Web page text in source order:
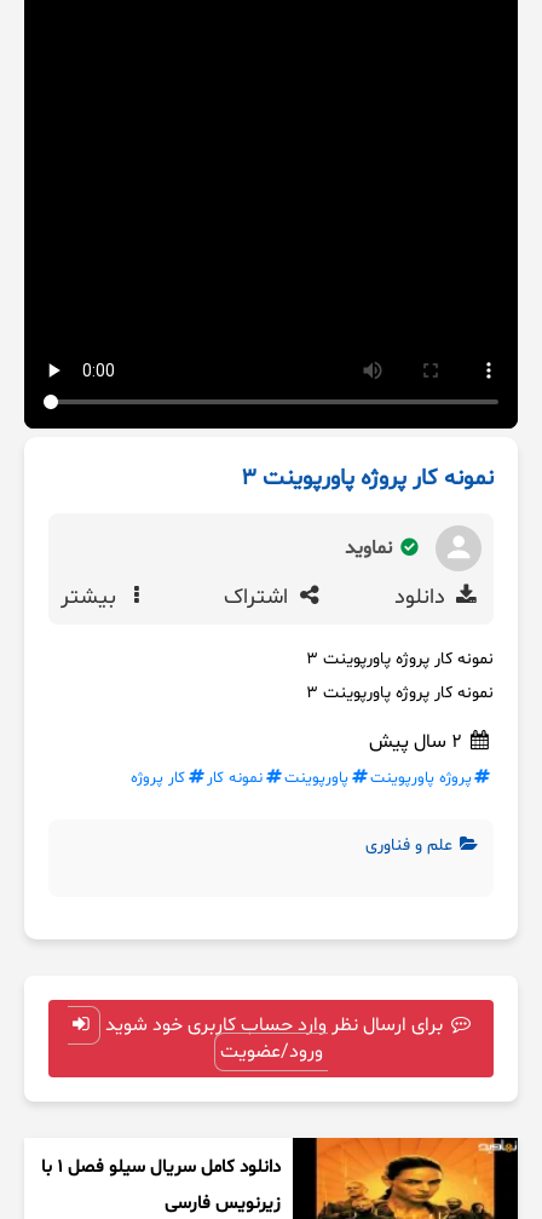
نمونه کار پروژه پاورپوینت 3
نماوید
دانلود اشتراک بیشتر
نمونه کار پروژه پاورپوینت 3
نمونه کار پروژه پاورپوینت 3
پروژه پاورپوینت پاورپوینت نمونه کار کار پروژه
علم و فناوری
برای ارسال نظر وارد حساب کاربری خود شوید
ورود/عضویت
دانلود کامل سریال سیلو فصل ۱ با
زیرنویس فارسی